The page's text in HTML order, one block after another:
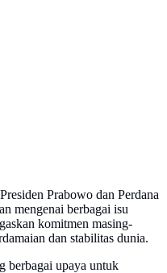
Prabowo dan Perdana
mengenai berbagai isu
komitmen masing-
dan stabilitas dunia.
berbagai upaya untuk